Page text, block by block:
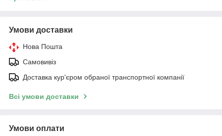
Умови доставки
Нова Пошта
Самовивіз
Доставка кур'єром обраної транспортної компанії
Всі умови доставки
Умови оплати